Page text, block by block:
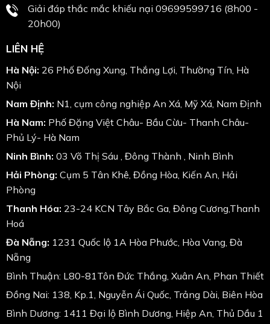
Giải đáp thắc mắc khiếu nại 09699599716 (8h00 -
20h00)
LIÊN HỆ
Hà Nội: 26 Phố Đống Xung, Thắng Lợi, Thường Tín, Hà
Nội
Nam Định: N1, cụm công nghiệp An Xá, Mỹ Xá, Nam Định
Hà Nam: Phố Đặng Việt Châu- Bầu Cừu- Thanh Châu-
Phủ Lý- Hà Nam
Ninh Bình: 03 Võ Thị Sáu , Đông Thành , Ninh Bình
Hải Phòng: Cụm 5 Tân Khê, Đồng Hòa, Kiến An, Hải
Phòng
Thanh Hóa: 23-24 KCN Tây Bắc Ga, Đông Cương,Thanh
Hoá
Đà Nẵng: 1231 Quốc lộ 1A Hòa Phước, Hòa Vang, Đà
Nẵng
Bình Thuận: L80-81Tôn Đức Thắng, Xuân An, Phan Thiết
Đồng Nai: 138, Kp.1, Nguyễn Ái Quốc, Trảng Dài, Biên Hòa
Bình Dương: 1411 Đại lộ Bình Dương, Hiệp An, Thủ Dầu 1